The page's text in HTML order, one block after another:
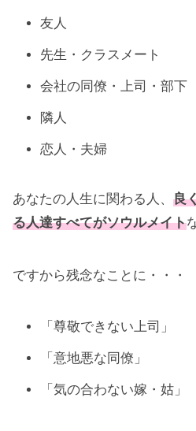
友人
先生・クラスメート
会社の同僚・上司・部下
隣人
恋人・夫婦
あなたの人生に関わる人、 良
る人達すべてがソウルメイト
ですから残念なことに・・・
「尊敬できない上司」
「意地悪な同僚」
「気の合わない嫁・姑」